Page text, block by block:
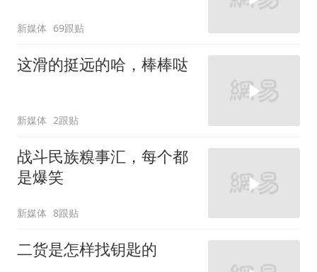
新媒体 69跟贴
这滑的挺远的哈，棒棒哒
新媒体 2跟贴
战斗民族糗事汇，每个都
是爆笑
新媒体 8跟贴
二货是怎样找钥匙的